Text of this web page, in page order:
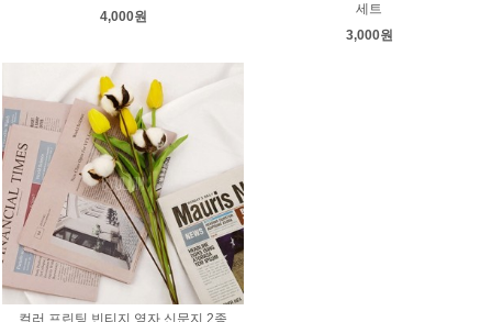
4,000원
세트
3,000원
컬러 프린팅 빈티지 영자 신문지 2종